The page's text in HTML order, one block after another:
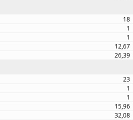
18
1
1
12,67
26,39
23
1
1
15,96
32,08